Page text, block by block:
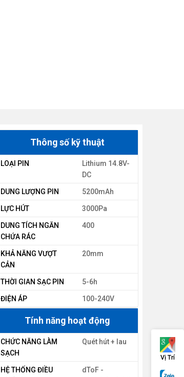
Thông số kỹ thuật
LOẠI PIN
Lithium 14.8V-
DC
DUNG LƯỢNG PIN 5200mAh
LỰC HÚT 3000Pa
DUNG TÍCH NGĂN
CHỨA RÁC
400
KHẢ NĂNG VƯỢT
CẢN
20mm
THỜI GIAN SẠC PIN 5-6h
ĐIỆN ÁP 100-240V
Tính năng hoạt động
CHỨC NĂNG LÀM
SẠCH
Quét hút + lau
HỆ THỐNG ĐIỀU
dToF -
Vị Trí